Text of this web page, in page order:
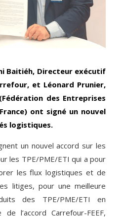
Baitiéh, Directeur exécutif
et Léonard Prunier,
des Entreprises
ont signé un nouvel
logistiques.
un nouvel accord sur les
les TPE/PME/ETI qui a pour
les flux logistiques et de
litiges, pour une meilleure
des TPE/PME/ETI en
l’accord Carrefour-FEEF,